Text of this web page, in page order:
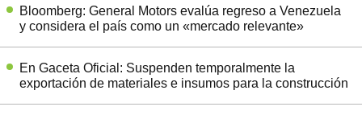
Bloomberg: General Motors evalúa regreso a Venezuela
y considera el país como un «mercado relevante»
En Gaceta Oficial: Suspenden temporalmente la
exportación de materiales e insumos para la construcción